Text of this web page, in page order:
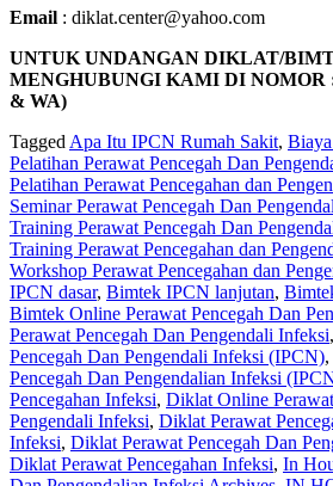
Email : diklat.center@yahoo.com
UNTUK UNDANGAN DIKLAT/
MENGHUBUNGI KAMI DI NOMOR :
& WA)
Tagged Apa Itu IPCN Rumah Sakit,
Pelatihan Perawat Pencegah Dan
Pelatihan Perawat Pencegahan dan
Seminar Perawat Pencegah Dan
Training Perawat Pencegah Dan
Training Perawat Pencegahan dan
Workshop Perawat Pencegahan dan
IPCN dasar, Bimtek IPCN lanjutan,
Bimtek Online Perawat Pencegah Dan
Perawat Pencegah Dan Pengendali Infeksi,
Pencegah Dan Pengendali Infeksi (IPCN),
Pencegah Dan Pengendalian Infeksi
Pencegahan Infeksi, Diklat Online
Pengendali Infeksi, Diklat Perawat
Infeksi, Diklat Perawat Pencegah Dan
Diklat Perawat Pencegahan Infeksi, In